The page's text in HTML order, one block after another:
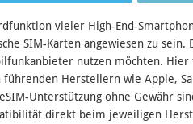
vieler High-End-
SIM-Karten angewiesen zu sein.
nutzen möchten. Hier
Herstellern wie Apple,
Unterstützung ohne Gewähr
direkt beim jeweiligen